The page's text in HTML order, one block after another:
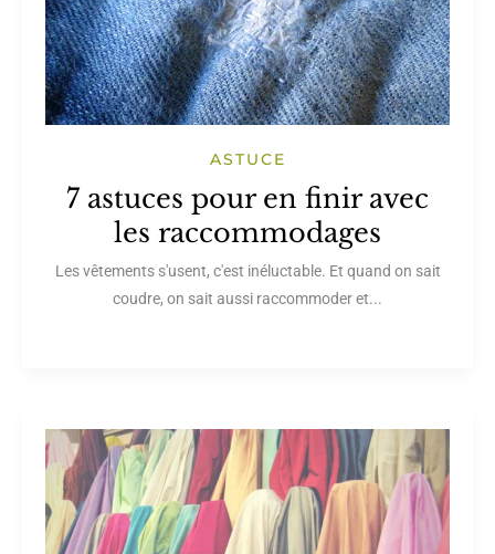
ASTUCE
7 astuces pour en finir avec
les raccommodages
Les vêtements s'usent, c'est inéluctable. Et quand on sait
coudre, on sait aussi raccommoder et...